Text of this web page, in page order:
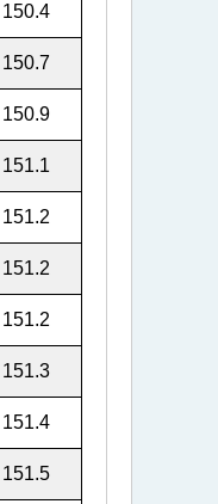
150.4
150.7
150.9
151.1
151.2
151.2
151.2
151.3
151.4
151.5